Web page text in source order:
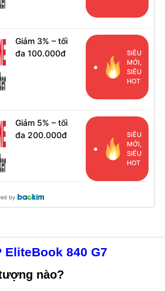
Giảm 3% – tối
đa 100.000đ
SIÊU
MỚI,
SIÊU
HOT
Giảm 5% – tối
đa 200.000đ
phát sinh đơn
hàng HPL
SIÊU
MỚI,
SIÊU
HOT
by
EliteBook 840 G7
nào?